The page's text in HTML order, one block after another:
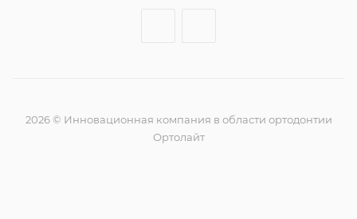
2026 © Инновационная компания в области ортодонтии
Ортолайт